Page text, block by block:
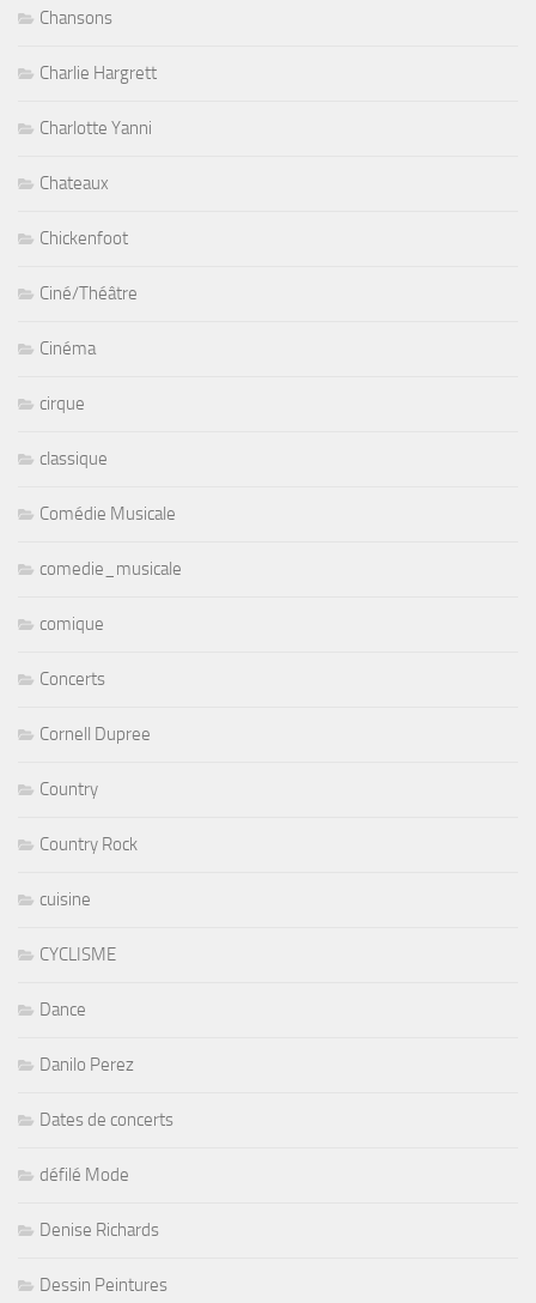
Chansons
Charlie Hargrett
Charlotte Yanni
Chateaux
Chickenfoot
Ciné/Théâtre
Cinéma
cirque
classique
Comédie Musicale
comedie_musicale
comique
Concerts
Cornell Dupree
Country
Country Rock
cuisine
CYCLISME
Dance
Danilo Perez
Dates de concerts
défilé Mode
Denise Richards
Dessin Peintures